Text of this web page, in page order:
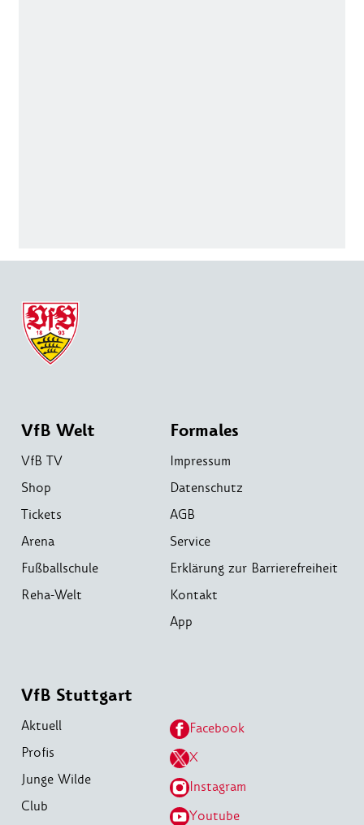
VfB Welt
VfB TV
Shop
Tickets
Arena
Fußballschule
Reha-Welt
Formales
Impressum
Datenschutz
AGB
Service
Erklärung zur Barrierefreiheit
Kontakt
App
VfB Stuttgart
Aktuell
Profis
Junge Wilde
Club
Facebook
X
Instagram
Youtube